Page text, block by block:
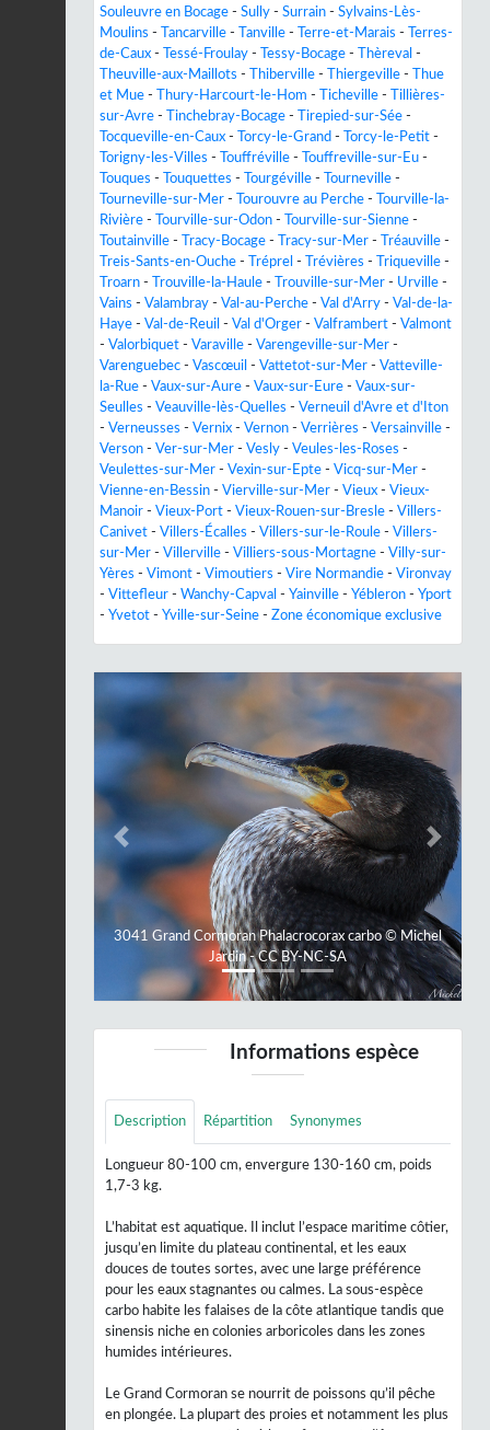
Souleuvre en Bocage - Sully - Surrain - Sylvains-Lès-
Moulins - Tancarville - Tanville - Terre-et-Marais -
Terres-
de-Caux - Tessé-Froulay - Tessy-Bocage - Thèreval -
Theuville-aux-Maillots - Thiberville - Thiergeville -
Thue
et Mue - Thury-Harcourt-le-Hom - Ticheville -
Tillières-
sur-Avre - Tinchebray-Bocage - Tirepied-sur-Sée -
Tocqueville-en-Caux - Torcy-le-Grand - Torcy-le-Petit -
Torigny-les-Villes - Touffréville - Touffreville-sur-Eu -
Touques - Touquettes - Tourgéville - Tourneville -
Tourneville-sur-Mer - Tourouvre au Perche -
Tourville-la-
Rivière - Tourville-sur-Odon - Tourville-sur-Sienne -
Toutainville - Tracy-Bocage - Tracy-sur-Mer - Tréauville -
Treis-Sants-en-Ouche - Tréprel - Trévières - Triqueville -
Troarn - Trouville-la-Haule - Trouville-sur-Mer - Urville -
Vains - Valambray - Val-au-Perche - Val d'Arry - Val-de-la-
Haye - Val-de-Reuil - Val d'Orger - Valframbert - Valmont
- Valorbiquet - Varaville - Varengeville-sur-Mer -
Varenguebec - Vascœuil - Vattetot-sur-Mer - Vatteville-
la-Rue - Vaux-sur-Aure - Vaux-sur-Eure - Vaux-sur-
Seulles - Veauville-lès-Quelles - Verneuil d'Avre et d'Iton
- Verneusses - Vernix - Vernon - Verrières - Versainville -
Verson - Ver-sur-Mer - Vesly - Veules-les-Roses -
Veulettes-sur-Mer - Vexin-sur-Epte - Vicq-sur-Mer -
Vienne-en-Bessin - Vierville-sur-Mer - Vieux - Vieux-
Manoir - Vieux-Port - Vieux-Rouen-sur-Bresle - Villers-
Canivet - Villers-Écalles - Villers-sur-le-Roule - Villers-
sur-Mer - Villerville - Villiers-sous-Mortagne - Villy-sur-
Yères - Vimont - Vimoutiers - Vire Normandie - Vironvay
- Vittefleur - Wanchy-Capval - Yainville - Yébleron - Yport
- Yvetot - Yville-sur-Seine - Zone économique exclusive
3041 Grand Cormoran Phalacrocorax carbo © Michel
Jardin - CC BY-NC-SA
Previous Next
Informations espèce
Description Répartition Synonymes
Longueur 80-100 cm, envergure 130-160 cm, poids
1,7-3 kg.
L’habitat est aquatique. Il inclut l’espace maritime côtier,
jusqu’en limite du plateau continental, et les eaux
douces de toutes sortes, avec une large préférence
pour les eaux stagnantes ou calmes. La sous-espèce
carbo habite les falaises de la côte atlantique tandis que
sinensis niche en colonies arboricoles dans les zones
humides intérieures.
Le Grand Cormoran se nourrit de poissons qu’il pêche
en plongée. La plupart des proies et notamment les plus